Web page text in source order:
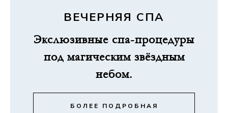
ВЕЧЕРНЯЯ СПА
Экслюзивные спа-процедуры
под магическим звёздным
небом.
БОЛЕЕ ПОДРОБНАЯ